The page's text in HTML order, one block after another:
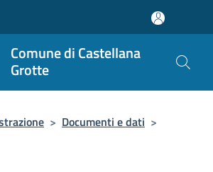
Comune di Castellana
Grotte
> Documenti e dati >